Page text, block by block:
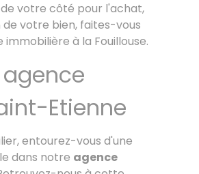
votre côté pour l'achat,
votre bien, faites-vous
à la Fouillouse.
Etienne
entourez-vous d'une
dans notre agence